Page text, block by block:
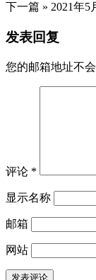
下一篇 » 2021年5
发表回复
您的邮箱地址不会
评论 *
显示名称
邮箱
网站